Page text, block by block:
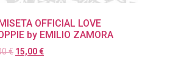
OFFICIAL LOVE
by EMILIO ZAMORA
€ 15,00€